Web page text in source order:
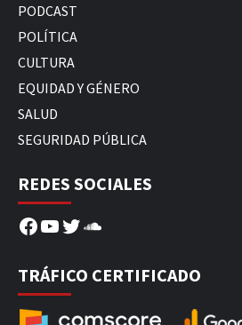
PODCAST
POLÍTICA
CULTURA
EQUIDAD Y GÉNERO
SALUD
SEGURIDAD PÚBLICA
REDES SOCIALES
Facebook
YouTube
Twitter
SoundCloud
TRÁFICO CERTIFICADO